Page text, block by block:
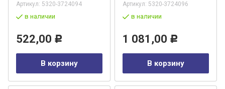
Артикул: 5320-3724094
в наличии
522,00 Р
В корзину
Артикул: 5320-3724096
в наличии
1 081,00 Р
В корзину